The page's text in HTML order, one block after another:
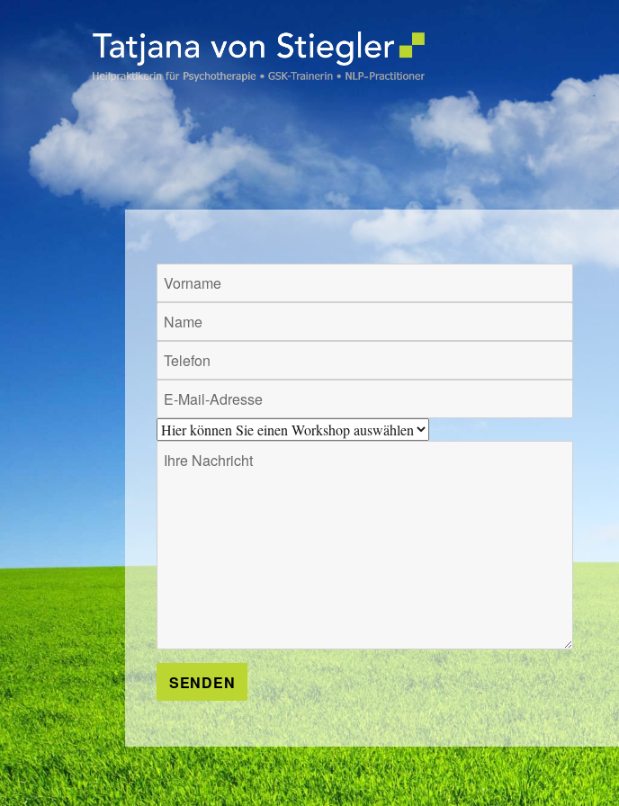
Tatjana von Stiegler
Psychotherapie Mühlheim / Heilpraktik